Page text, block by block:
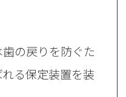
の戻りを防ぐた
る保定装置を装